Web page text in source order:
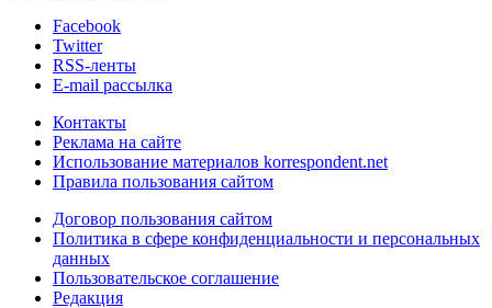
Facebook
Twitter
RSS-ленты
E-mail рассылка
Контакты
Реклама на сайте
Использование материалов korrespondent.net
Правила пользования сайтом
Договор пользования сайтом
Политика в сфере конфиденциальности и персональных
данных
Пользовательское соглашение
Редакция